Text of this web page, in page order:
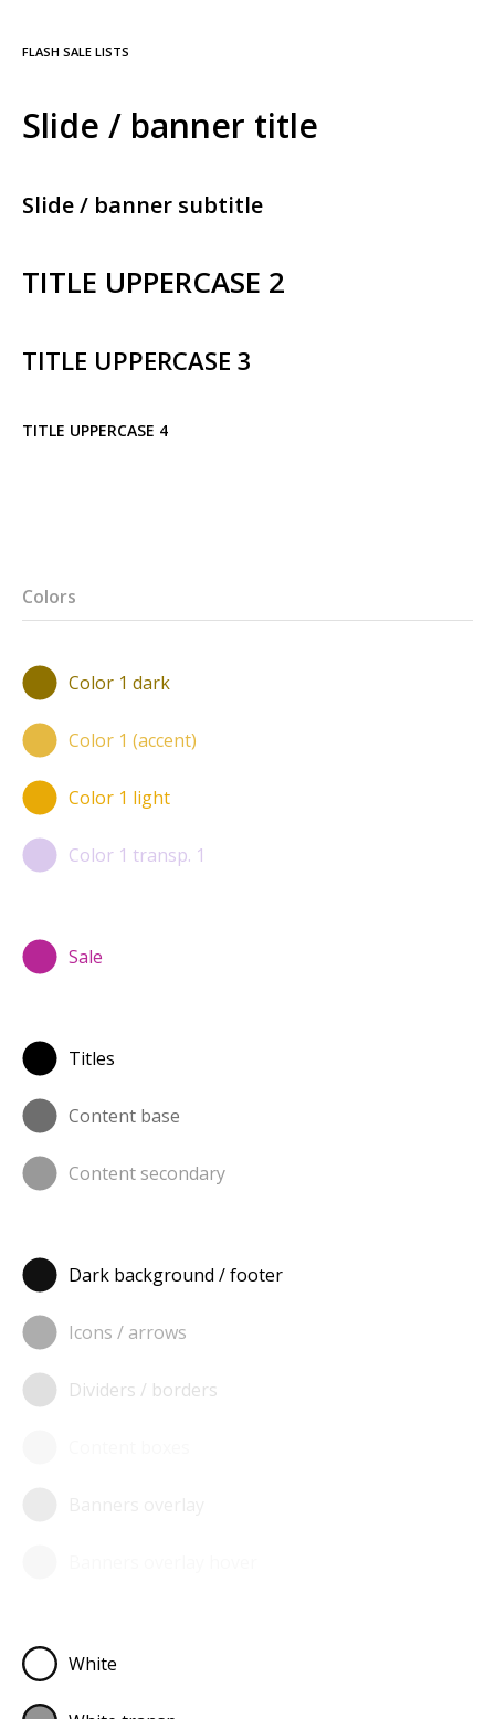
FLASH SALE LISTS
Slide / banner title
Slide / banner subtitle
TITLE UPPERCASE 2
TITLE UPPERCASE 3
TITLE UPPERCASE 4
Colors
Color 1 dark
Color 1 (accent)
Color 1 light
Color 1 transp. 1
Sale
Titles
Content base
Content secondary
Dark background / footer
Icons / arrows
Dividers / borders
White